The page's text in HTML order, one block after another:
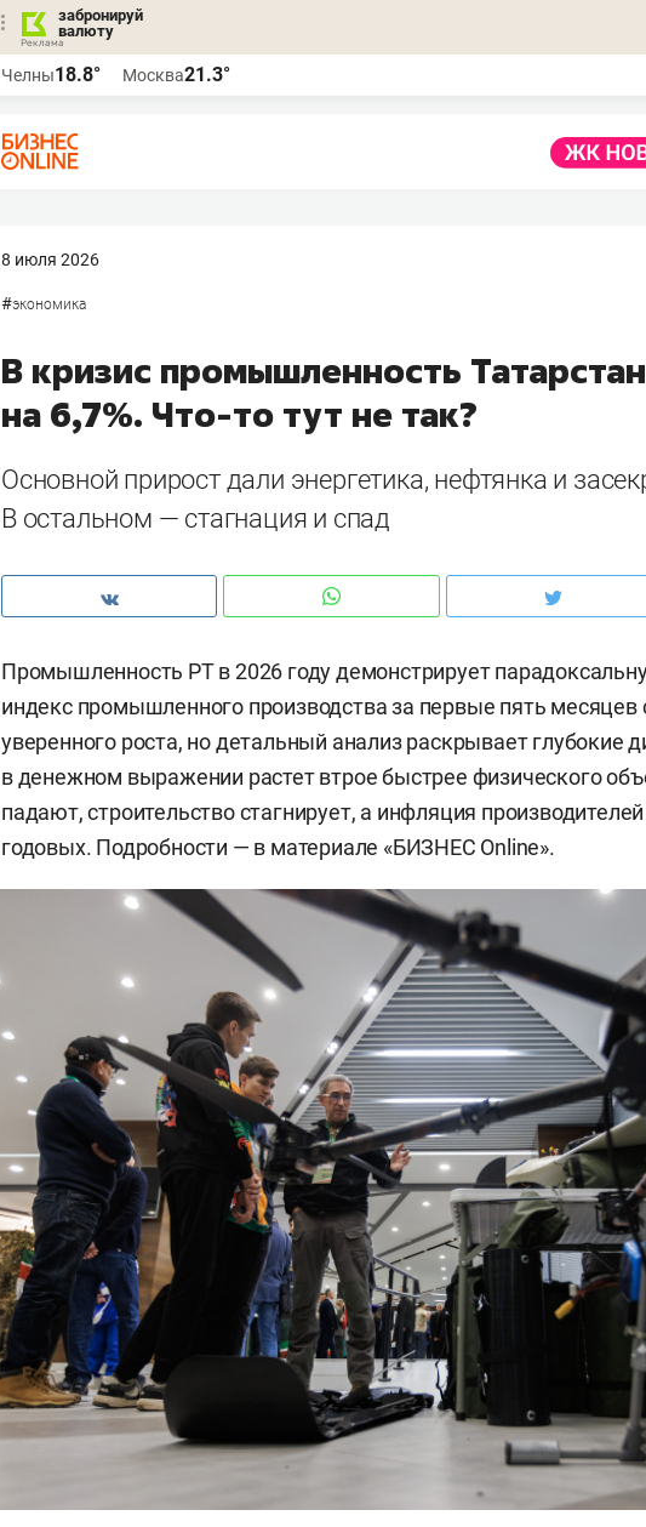
забронируй
валюту
Челны18.8° Москва21.3°
8 июля 2026
#экономика
В кризис промышленность
на 6,7%. Что-то тут не так?
Основной прирост дали энергетика, нефтянка и
В остальном — стагнация и спад
Промышленность РТ в 2026 году демонстрирует
индекс промышленного производства за первые пять месяцев
уверенного роста, но детальный анализ раскрывает глубокие
в денежном выражении растет втрое быстрее физического
падают, строительство стагнирует, а инфляция
годовых. Подробности — в материале «БИЗНЕС Online».